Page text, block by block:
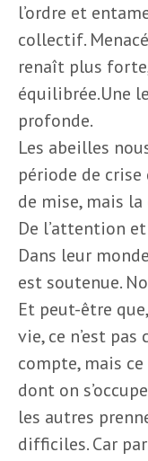
l’ordre et
collectif.
renaît plus
équilibrée.Une
profonde.
Les abeilles
période de crise
de mise, mais
De l’attention
Dans leur
est soutenue.
Et peut-être
vie, ce n’est
compte, mais
dont on
les autres
difficiles. Car